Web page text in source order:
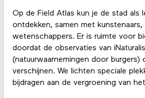
Op de Field Atlas kun je de stad als
ontdekken, samen met
wetenschappers. Er is ruimte voor
doordat de observaties van iNaturalis
(natuurwaarnemingen door burgers)
verschijnen. We lichten speciale
bijdragen aan de vergroening van